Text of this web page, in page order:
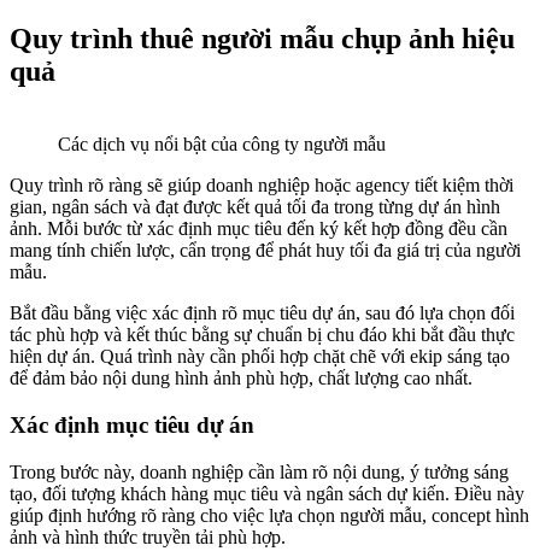
Quy trình thuê người mẫu chụp ảnh hiệu
quả
Các dịch vụ nổi bật của công ty người mẫu
Quy trình rõ ràng sẽ giúp doanh nghiệp hoặc agency tiết kiệm thời
gian, ngân sách và đạt được kết quả tối đa trong từng dự án hình
ảnh. Mỗi bước từ xác định mục tiêu đến ký kết hợp đồng đều cần
mang tính chiến lược, cẩn trọng để phát huy tối đa giá trị của người
mẫu.
Bắt đầu bằng việc xác định rõ mục tiêu dự án, sau đó lựa chọn đối
tác phù hợp và kết thúc bằng sự chuẩn bị chu đáo khi bắt đầu thực
hiện dự án. Quá trình này cần phối hợp chặt chẽ với ekip sáng tạo
để đảm bảo nội dung hình ảnh phù hợp, chất lượng cao nhất.
Xác định mục tiêu dự án
Trong bước này, doanh nghiệp cần làm rõ nội dung, ý tưởng sáng
tạo, đối tượng khách hàng mục tiêu và ngân sách dự kiến. Điều này
giúp định hướng rõ ràng cho việc lựa chọn người mẫu, concept hình
ảnh và hình thức truyền tải phù hợp.